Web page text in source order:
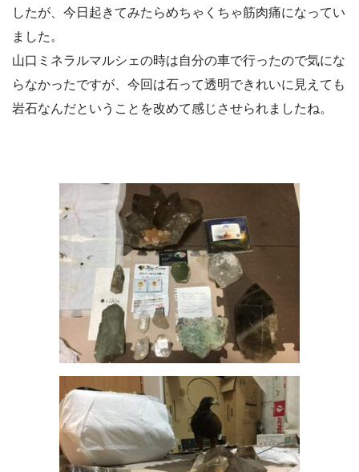
したが、今日起きてみたらめちゃくちゃ筋肉痛になってい
ました。
山口ミネラルマルシェの時は自分の車で行ったので気にな
らなかったですが、今回は石って透明できれいに見えても
岩石なんだということを改めて感じさせられましたね。